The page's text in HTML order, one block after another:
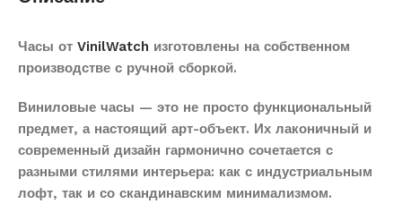
Часы от VinilWatch изготовлены на собственном
производстве с ручной сборкой.
Виниловые часы — это не просто функциональный
предмет, а настоящий арт-объект. Их лаконичный и
современный дизайн гармонично сочетается с
разными стилями интерьера: как с индустриальным
лофт, так и со скандинавским минимализмом.